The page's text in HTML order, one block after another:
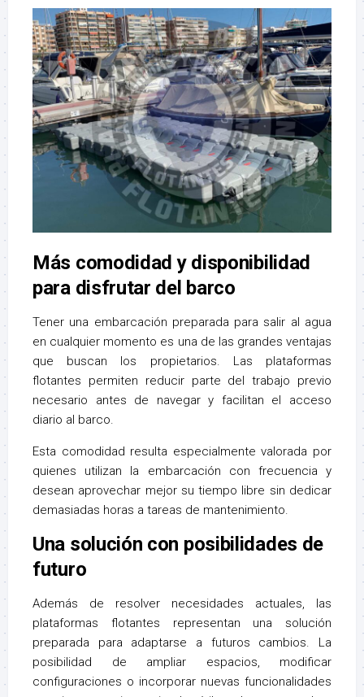
Más comodidad y disponibilidad
para disfrutar del barco
Tener una embarcación preparada para salir al agua
en cualquier momento es una de las grandes ventajas
que buscan los propietarios. Las plataformas
flotantes permiten reducir parte del trabajo previo
necesario antes de navegar y facilitan el acceso
diario al barco.
Esta comodidad resulta especialmente valorada por
quienes utilizan la embarcación con frecuencia y
desean aprovechar mejor su tiempo libre sin dedicar
demasiadas horas a tareas de mantenimiento.
Una solución con posibilidades de
futuro
Además de resolver necesidades actuales, las
plataformas flotantes representan una solución
preparada para adaptarse a futuros cambios. La
posibilidad de ampliar espacios, modificar
configuraciones o incorporar nuevas funcionalidades